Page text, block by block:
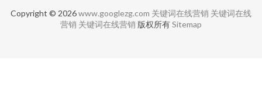
Copyright © 2026www.googlezg.com 关键词在线营销 关键词在线
营销 关键词在线营销 版权所有Sitemap